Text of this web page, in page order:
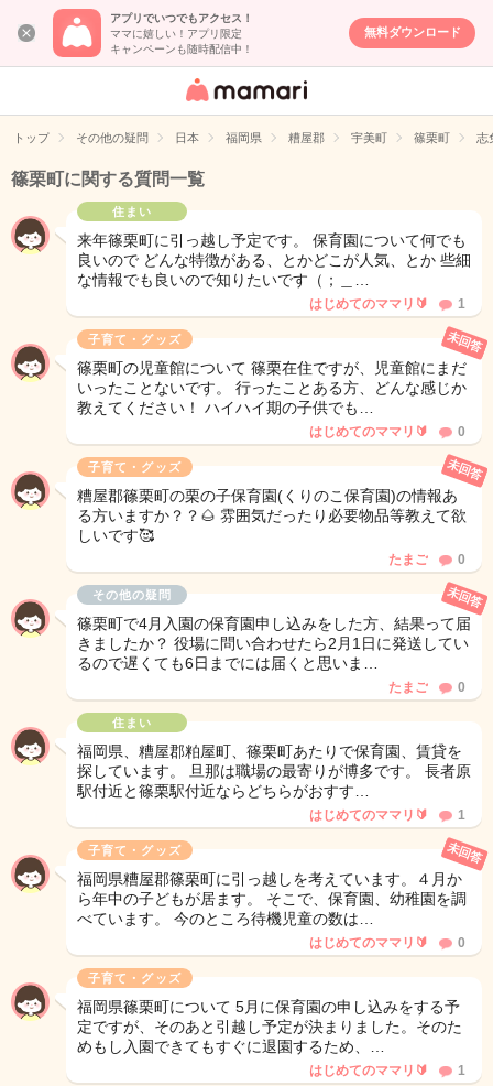
アプリでいつでもアクセス！
ママに嬉しい！アプリ限定
キャンペーンも随時配信中！
無料ダウンロード
女性専用匿名QA
イト
トップ その他の疑問 日本 福岡県 糟屋郡 宇美町 篠栗町 志
篠栗町に関する質問一覧
住まい
来年篠栗町に引っ越し予定です。 保育園について何でも
良いので どんな特徴がある、とかどこが人気、とか 些細
な情報でも良いので知りたいです（；＿…
はじめてのママリ🔰 1
子育て・グッズ
篠栗町の児童館について 篠栗在住ですが、児童館にまだ
いったことないです。 行ったことある方、どんな感じか
教えてください！ ハイハイ期の子供でも…
未回答
はじめてのママリ🔰 0
子育て・グッズ
糟屋郡篠栗町の栗の子保育園(くりのこ保育園)の情報あ
る方いますか？？🌰 雰囲気だったり必要物品等教えて欲
しいです🥰
未回答
たまご 0
その他の疑問
篠栗町で4月入園の保育園申し込みをした方、結果って届
きましたか？ 役場に問い合わせたら2月1日に発送してい
るので遅くても6日までには届くと思いま…
未回答
たまご 0
住まい
福岡県、糟屋郡粕屋町、篠栗町あたりで保育園、賃貸を
探しています。 旦那は職場の最寄りが博多です。 長者原
駅付近と篠栗駅付近ならどちらがおすす…
はじめてのママリ🔰 1
子育て・グッズ
福岡県糟屋郡篠栗町に引っ越しを考えています。４月か
ら年中の子どもが居ます。 そこで、保育園、幼稚園を調
べています。 今のところ待機児童の数は…
未回答
はじめてのママリ🔰 0
子育て・グッズ
福岡県篠栗町について 5月に保育園の申し込みをする予
定ですが、そのあと引越し予定が決まりました。そのた
めもし入園できてもすぐに退園するため、…
はじめてのママリ🔰 1